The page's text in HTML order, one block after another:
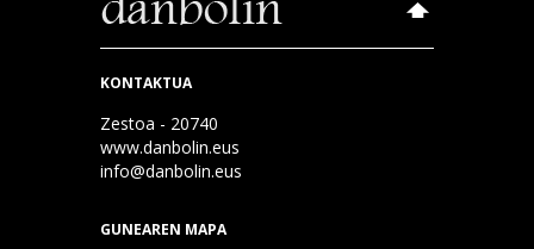
KONTAKTUA
Zestoa - 20740
www.danbolin.eus
info@danbolin.eus
GUNEAREN MAPA